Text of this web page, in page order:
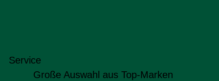
Service
Große Auswahl aus Top-Marken